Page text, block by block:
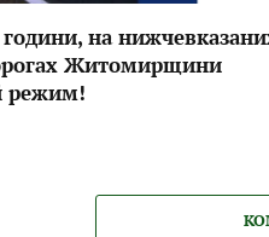
на
Житомирщини
режим!